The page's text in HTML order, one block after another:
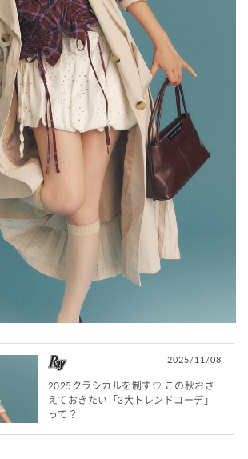
2025/11/08
2025クラシカルを制す♡ この秋おさ
えておきたい「3大トレンドコーデ」
って？